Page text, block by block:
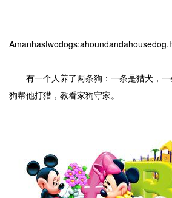
有一个人养了两条狗：一条是猎犬，一
狗帮他打猎，教看家狗守家。